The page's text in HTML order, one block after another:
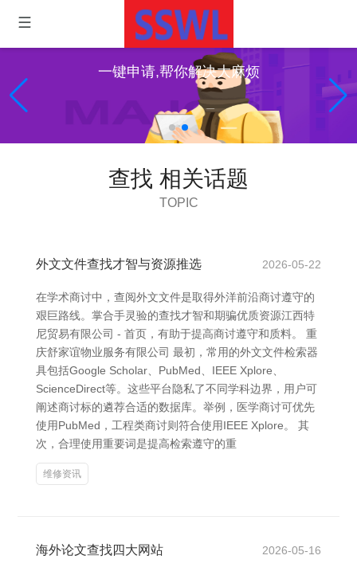
一键申请,帮你解决大麻烦
查找 相关话题
TOPIC
外文文件查找才智与资源推选 2026-05-22
在学术商讨中，查阅外文文件是取得外洋前沿商讨遵守的
艰巨路线。掌合手灵验的查找才智和期骗优质资源江西特
尼贸易有限公司 - 首页，有助于提高商讨遵守和质料。 重
庆舒家谊物业服务有限公司 最初，常用的外文文件检索器
具包括Google Scholar、PubMed、IEEE Xplore、
ScienceDirect等。这些平台隐私了不同学科边界，用户可
阐述商讨标的遴荐合适的数据库。举例，医学商讨可优先
使用PubMed，工程类商讨则符合使用IEEE Xplore。 其
次，合理使用重要词是提高检索遵守的重
维修资讯
海外论文查找四大网站 2026-05-16